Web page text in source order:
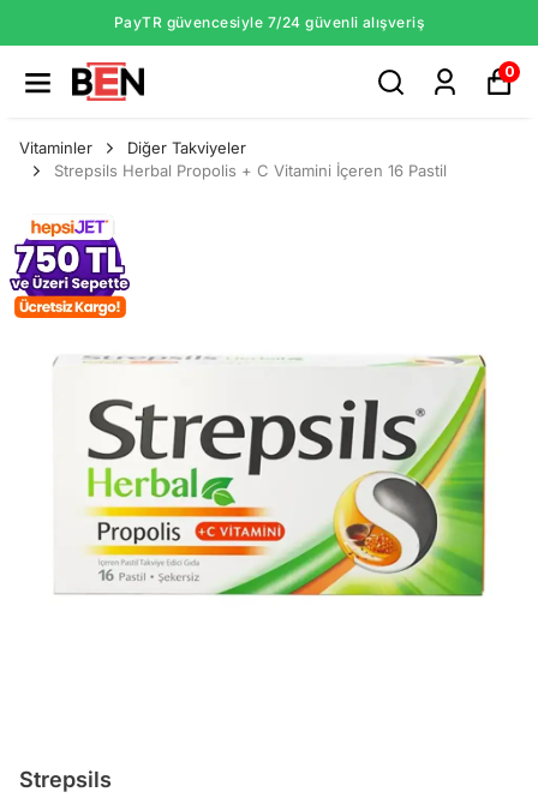
PayTR güvencesiyle 7/24 güvenli alışveriş
0
Vitaminler
Diğer Takviyeler
Strepsils Herbal Propolis + C Vitamini İçeren 16 Pastil
Strepsils